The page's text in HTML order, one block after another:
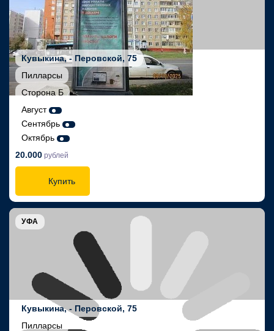
Кувыкина, - Перовской, 75
Пилларсы
Сторона Б
Август
Сентябрь
Октябрь
20.000 рублей
Купить
УФА
Кувыкина, - Перовской, 75
Пилларсы